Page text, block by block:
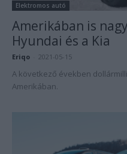
Elektromos autó
Amerikában is
Hyundai és a Kia
Eriqo 2021-05-15
A következő években
Amerikában.